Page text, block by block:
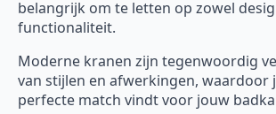
belangrijk om te letten op zowel
functionaliteit.
Moderne kranen zijn tegenwoordig
van stijlen en afwerkingen, waardoor
perfecte match vindt voor jouw